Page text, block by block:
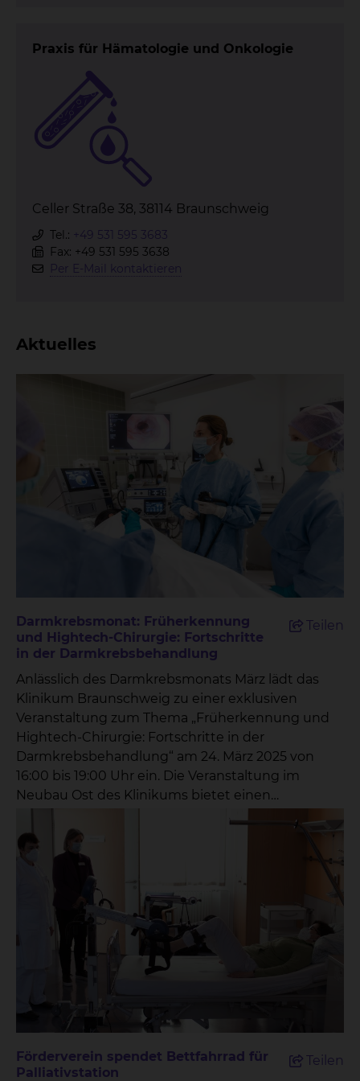
Praxis für Hämatologie und Onkologie
Celler Straße 38, 38114 Braunschweig
Tel.: +49 531 595 3683
Fax: +49 531 595 3638
Per E-Mail kontaktieren
Aktuelles
Darmkrebsmonat: Früherkennung
und Hightech-Chirurgie: Fortschritte
in der Darmkrebsbehandlung
Teilen
Anlässlich des Darmkrebsmonats März lädt das
Klinikum Braunschweig zu einer exklusiven
Veranstaltung zum Thema „Früherkennung und
Hightech-Chirurgie: Fortschritte in der
Darmkrebsbehandlung“ am 24. März 2025 von
16:00 bis 19:00 Uhr ein. Die Veranstaltung im
Neubau Ost des Klinikums bietet einen
Entwicklungen der Darmkrebsbehandlung und
setzt einen klaren Fokus auf die Bedeutung der
Früherkennung.
Veranstaltungsort:Zentralklinikum Braunschweig,
Neubau Ost,Fichtengrund 1, 38126 Braunschweig
Fachvorträge: 16:15 – 16:45 Uhr: „Darmkrebs
vermeiden und früh erkennen: Vorsorge und
Endoskopie im Fokus“Privatdozentin Dr. Henrike
Hepatologie, Interventionelle Endoskopie und
Diabetologie 17:00 – 17:30 Uhr: „Medikamentöse
Darmtumoren“Prof. Dr. Jürgen Krauter, Chefarzt
Förderverein spendet Bettfahrrad für
Palliativstation
Teilen